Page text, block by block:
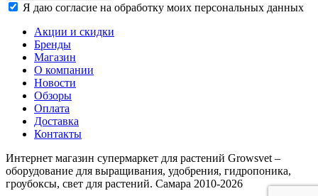
Я даю согласие на обработку моих персональных данных
Акции и скидки
Бренды
Магазин
О компании
Новости
Обзоры
Оплата
Доставка
Контакты
Интернет магазин супермаркет для растений Growsvet –
оборудование для выращивания, удобрения, гидропоника,
гроубоксы, свет для растений. Самара 2010-2026